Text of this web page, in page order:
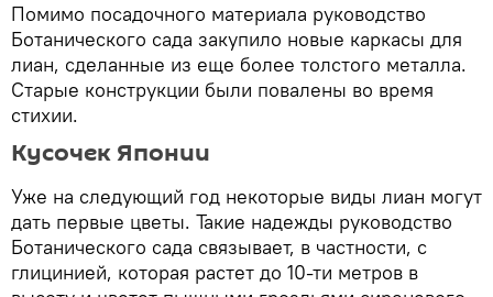
Помимо посадочного материала руководство
Ботанического сада закупило новые каркасы для
лиан, сделанные из еще более толстого металла.
Старые конструкции были повалены во время
стихии.
Кусочек Японии
Уже на следующий год некоторые виды лиан могут
дать первые цветы. Такие надежды руководство
Ботанического сада связывает, в частности, с
глицинией, которая растет до 10-ти метров в